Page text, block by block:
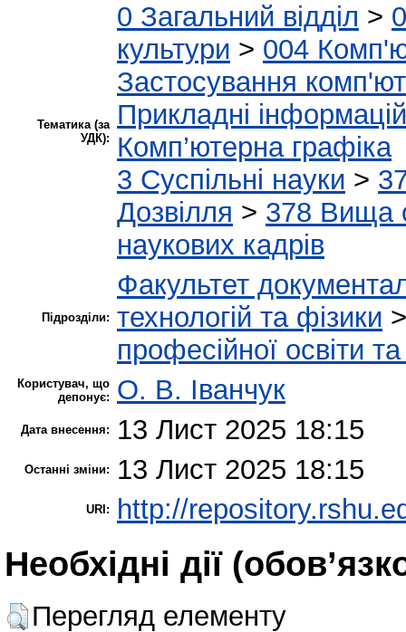
Тематика (за
УДК):
0 Загальний відділ >
культури > 004
Застосування
Прикладні
Комп’ютерна графіка
3 Суспільні науки >
Дозвілля > 378 Вища
наукових кадрів
Підрозділи:
Факультет
технологій та фізики
професійної освіти
Користувач, що
депонує:
О. В. Іванчук
Дата внесення: 13 Лист 2025 18:15
Останні зміни: 13 Лист 2025 18:15
URI: http://
Необхідні дії
Перегляд елементу